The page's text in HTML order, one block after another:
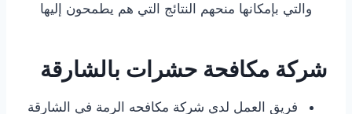
والتي بإمكانها منحهم النتائج التي هم يطمحون إليها
شركة مكافحة حشرات بالشارقة
فريق العمل لدي شركة مكافحه الرمة في الشارقة